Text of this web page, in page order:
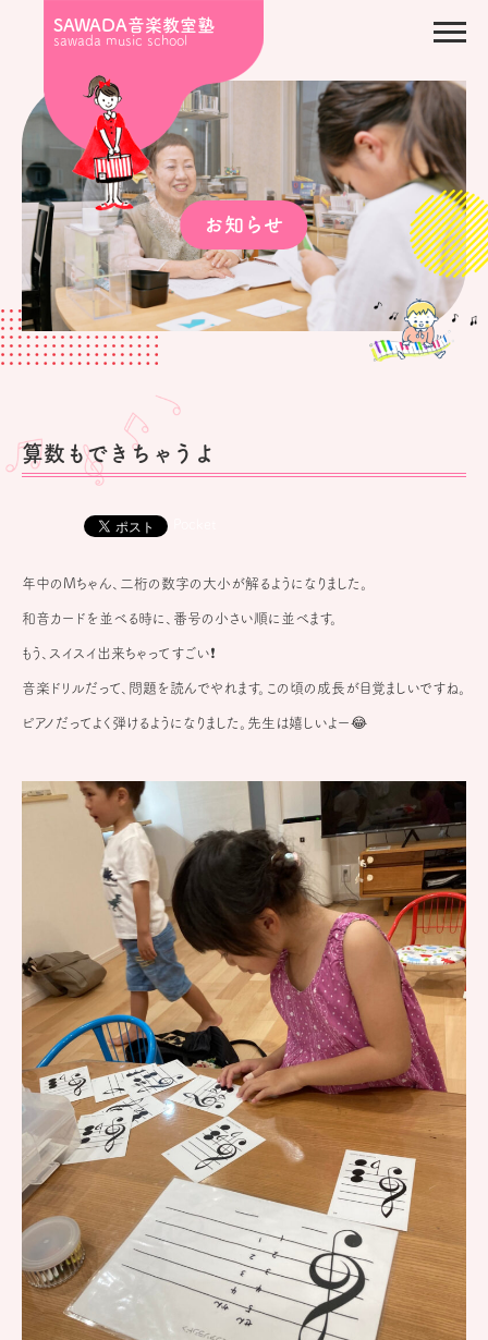
SAWADA音楽教室塾
sawada music school
お知らせ
算数もできちゃうよ
年中のMちゃん、二桁の数字の大小が解るようになりました。
和音カードを並べる時に、番号の小さい順に並べます。
もう、スイスイ出来ちゃってすごい❗️
音楽ドリルだって、問題を読んでやれます。この頃の成長が目覚ましいですね。
ピアノだってよく弾けるようになりました。先生は嬉しいよー😂